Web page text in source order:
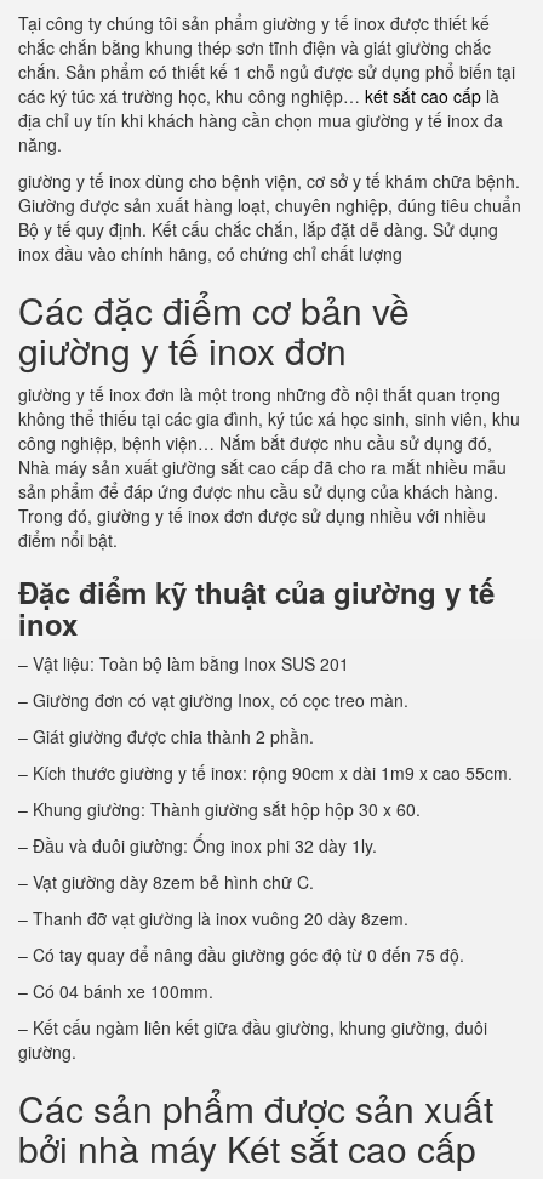
Tại công ty chúng tôi sản phẩm giường y tế inox được thiết kế
chắc chắn bằng khung thép sơn tĩnh điện và giát giường chắc
chắn. Sản phẩm có thiết kế 1 chỗ ngủ được sử dụng phổ biến tại
các ký túc xá trường học, khu công nghiệp… két sắt cao cấp là
địa chỉ uy tín khi khách hàng cần chọn mua giường y tế inox đa
năng.
giường y tế inox dùng cho bệnh viện, cơ sở y tế khám chữa bệnh.
Giường được sản xuất hàng loạt, chuyên nghiệp, đúng tiêu chuẩn
Bộ y tế quy định. Kết cấu chắc chắn, lắp đặt dễ dàng. Sử dụng
inox đầu vào chính hãng, có chứng chỉ chất lượng
Các đặc điểm cơ bản về
giường y tế inox đơn
giường y tế inox đơn là một trong những đồ nội thất quan trọng
không thể thiếu tại các gia đình, ký túc xá học sinh, sinh viên, khu
công nghiệp, bệnh viện… Nắm bắt được nhu cầu sử dụng đó,
Nhà máy sản xuất giường sắt cao cấp đã cho ra mắt nhiều mẫu
sản phẩm để đáp ứng được nhu cầu sử dụng của khách hàng.
Trong đó, giường y tế inox đơn được sử dụng nhiều với nhiều
điểm nổi bật.
Đặc điểm kỹ thuật của giường y tế
inox
– Vật liệu: Toàn bộ làm bằng Inox SUS 201
– Giường đơn có vạt giường Inox, có cọc treo màn.
– Giát giường được chia thành 2 phần.
– Kích thước giường y tế inox: rộng 90cm x dài 1m9 x cao 55cm.
– Khung giường: Thành giường sắt hộp hộp 30 x 60.
– Đầu và đuôi giường: Ống inox phi 32 dày 1ly.
– Vạt giường dày 8zem bẻ hình chữ C.
– Thanh đỡ vạt giường là inox vuông 20 dày 8zem.
– Có tay quay để nâng đầu giường góc độ từ 0 đến 75 độ.
– Có 04 bánh xe 100mm.
– Kết cấu ngàm liên kết giữa đầu giường, khung giường, đuôi
giường.
Các sản phẩm được sản xuất
bởi nhà máy Két sắt cao cấp